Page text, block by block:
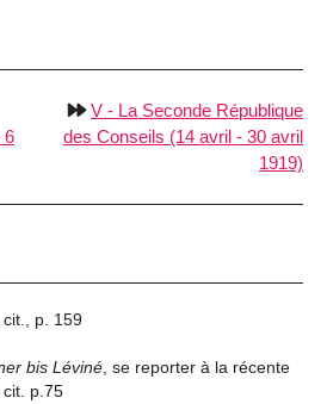
6
V - La Seconde République
des Conseils (14 avril - 30 avril
1919)
p. 159
bis Léviné, se reporter à la récente
p.75